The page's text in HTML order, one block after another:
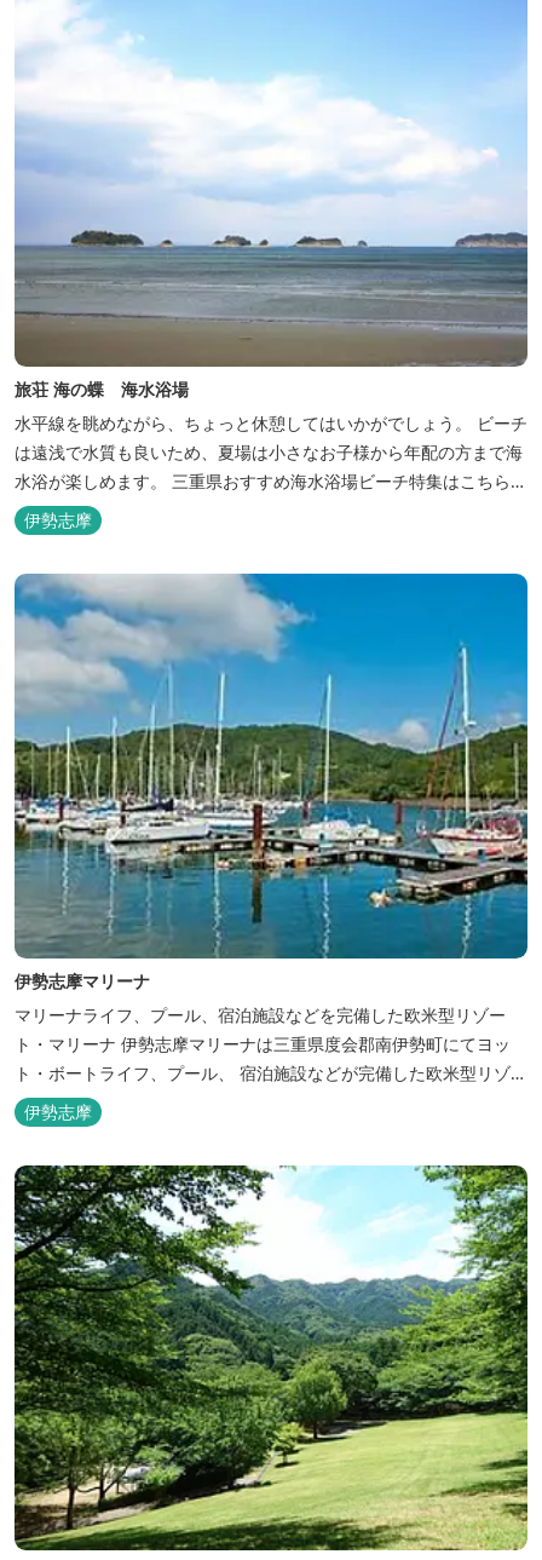
旅荘 海の蝶 海水浴場
水平線を眺めながら、ちょっと休憩してはいかがでしょう。 ビーチ
は遠浅で水質も良いため、夏場は小さなお子様から年配の方まで海
水浴が楽しめます。 三重県おすすめ海水浴場ビーチ特集はこちら
🏖三重の海水浴場ビーチ特集 プー...
伊勢志摩
伊勢志摩マリーナ
マリーナライフ、プール、宿泊施設などを完備した欧米型リゾー
ト・マリーナ 伊勢志摩マリーナは三重県度会郡南伊勢町にてヨッ
ト・ボートライフ、プール、 宿泊施設などが完備した欧米型リゾー
ト・マリーナの管理・運営を行っております。
伊勢志摩